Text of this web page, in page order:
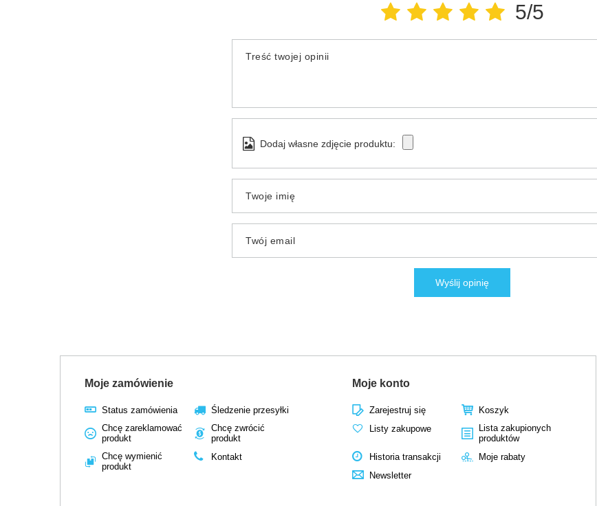
5/5
Treść twojej opinii
Dodaj własne zdjęcie produktu:
Twoje imię
Twój email
Wyślij opinię
Moje zamówienie
Status zamówienia
Śledzenie przesyłki
Chcę zareklamować
produkt
Chcę zwrócić
produkt
Chcę wymienić
produkt
Kontakt
Moje konto
Zarejestruj się
Koszyk
Listy zakupowe
Lista zakupionych
produktów
Historia transakcji
Moje rabaty
Newsletter